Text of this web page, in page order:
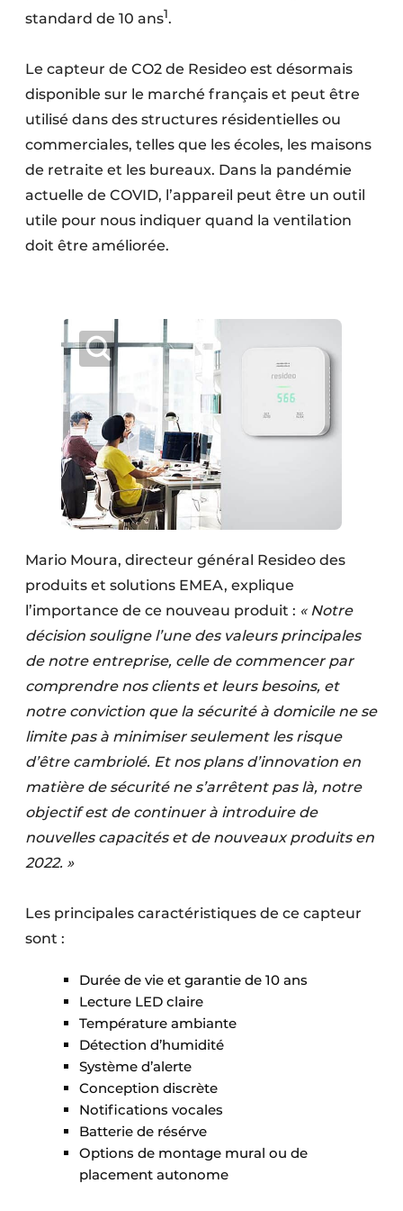
standard de 10 ans1.
Le capteur de CO2 de Resideo est désormais
disponible sur le marché français et peut être
utilisé dans des structures résidentielles ou
commerciales, telles que les écoles, les maisons
de retraite et les bureaux. Dans la pandémie
actuelle de COVID, l’appareil peut être un outil
utile pour nous indiquer quand la ventilation
doit être améliorée.
Mario Moura, directeur général Resideo des
produits et solutions EMEA, explique
l’importance de ce nouveau produit : « Notre
décision souligne l’une des valeurs principales
de notre entreprise, celle de commencer par
comprendre nos clients et leurs besoins, et
notre conviction que la sécurité à domicile ne se
limite pas à minimiser seulement les risque
d’être cambriolé. Et nos plans d’innovation en
matière de sécurité ne s’arrêtent pas là, notre
objectif est de continuer à introduire de
nouvelles capacités et de nouveaux produits en
2022. »
Les principales caractéristiques de ce capteur
sont :
Durée de vie et garantie de 10 ans
Lecture LED claire
Température ambiante
Détection d’humidité
Système d’alerte
Conception discrète
Notifications vocales
Batterie de résérve
Options de montage mural ou de
placement autonome